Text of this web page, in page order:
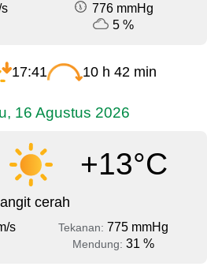
776 mmHg
5 %
17:41 10 h 42 min
16 Agustus 2026
+13°C
cerah
s Tekanan: 775 mmHg
Mendung: 31 %